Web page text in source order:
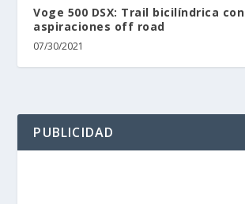
Voge 500 DSX: Trail bicilíndrica con
aspiraciones off road
07/30/2021
PUBLICIDAD